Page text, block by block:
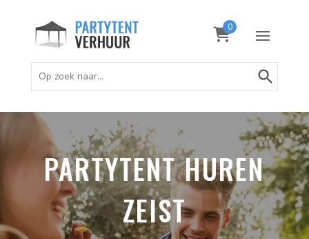
Zoek
naar:
Zoekknop
0
PARTYTENT HUREN
ZEIST